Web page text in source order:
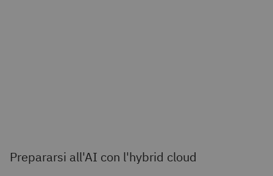
Prepararsi all'AI con l'hybrid cloud